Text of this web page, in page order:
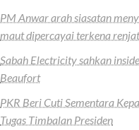
PM Anwar arah siasatan
maut dipercayai terkena
Sabah Electricity sahkan
Beaufort
PKR Beri Cuti Sementara
Tugas Timbalan Presiden